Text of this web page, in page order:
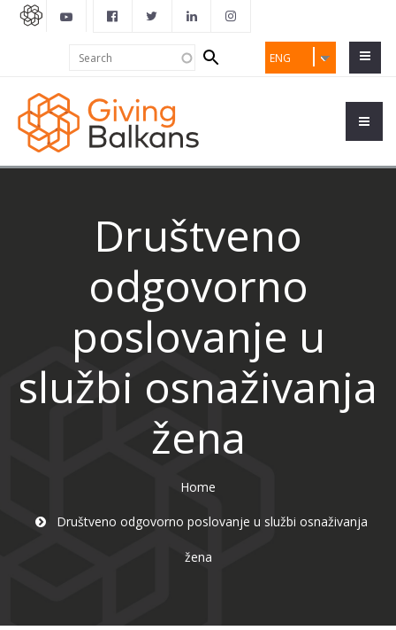
ENG
Search
form
Društveno
odgovorno
poslovanje u
službi osnaživanja
žena
Home
Društveno odgovorno poslovanje u službi osnaživanja
žena